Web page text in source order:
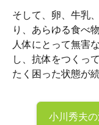
そして、卵、牛乳
り、あらゆる食べ
人体にとって無害
し、抗体をつくっ
たく困った状態が
小川秀夫の